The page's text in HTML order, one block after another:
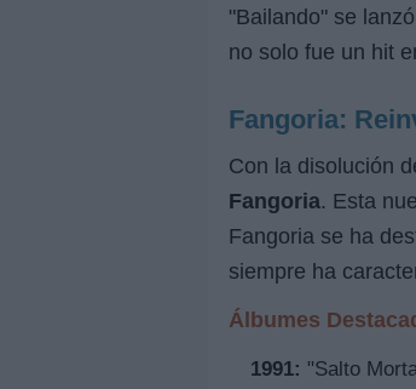
"Bailando" se
no solo fue un hit
Fangoria:
Con la disolución
Fangoria. Esta
Fangoria se ha
siempre ha
Álbumes
1991: "Salto